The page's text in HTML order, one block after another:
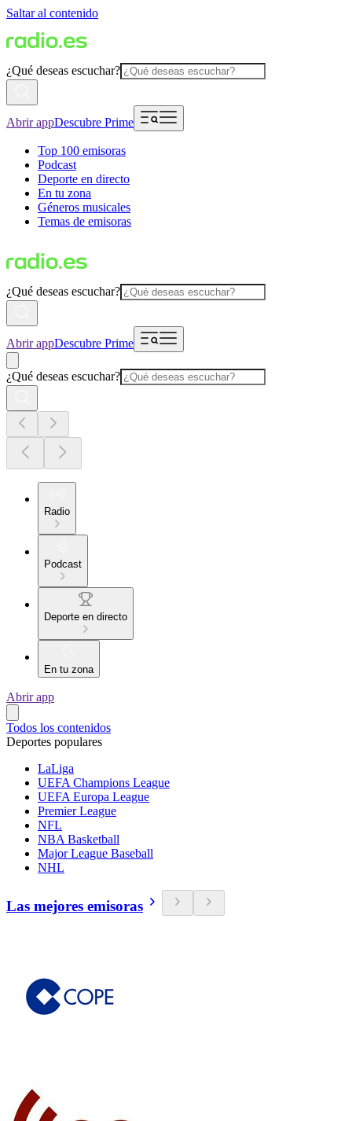
Saltar al contenido
¿Qué deseas escuchar?
Abrir appDescubre Prime
Top 100 emisoras
Podcast
Deporte en directo
En tu zona
Géneros musicales
Temas de emisoras
¿Qué deseas escuchar?
Abrir appDescubre Prime
¿Qué deseas escuchar?
Radio
Podcast
Deporte en directo
En tu zona
Abrir app
Todos los contenidos
Deportes populares
LaLiga
UEFA Champions League
UEFA Europa League
Premier League
NFL
NBA Basketball
Major League Baseball
NHL
Las mejores emisoras